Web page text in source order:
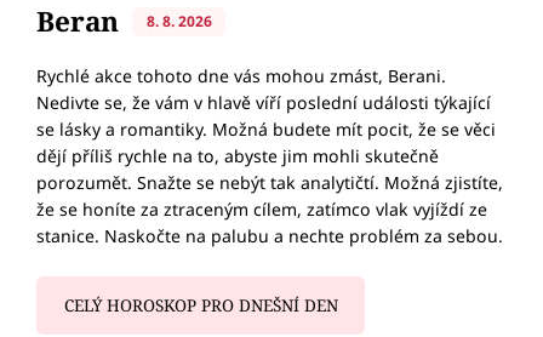
Beran 8. 8. 2026
Rychlé akce tohoto dne vás mohou zmást, Berani.
Nedivte se, že vám v hlavě víří poslední události týkající
se lásky a romantiky. Možná budete mít pocit, že se věci
dějí příliš rychle na to, abyste jim mohli skutečně
porozumět. Snažte se nebýt tak analytičtí. Možná zjistíte,
že se honíte za ztraceným cílem, zatímco vlak vyjíždí ze
stanice. Naskočte na palubu a nechte problém za sebou.
CELÝ HOROSKOP PRO DNEŠNÍ DEN